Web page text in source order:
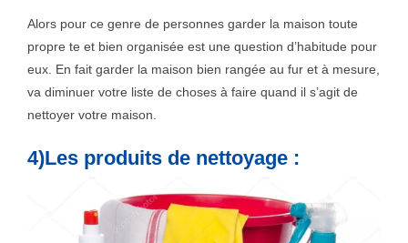
Alors pour ce genre de personnes garder la maison toute
propre te et bien organisée est une question d’habitude pour
eux. En fait garder la maison bien rangée au fur et à mesure,
va diminuer votre liste de choses à faire quand il s’agit de
nettoyer votre maison.
4)Les produits de nettoyage :